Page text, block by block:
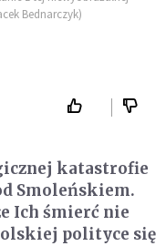
Bednarczyk)
katastrofie
Smoleńskiem.
Ich śmierć nie
polityce się